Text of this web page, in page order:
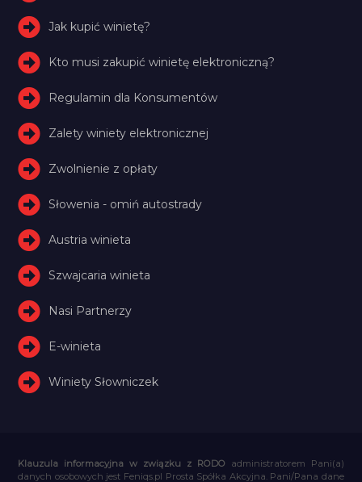
Jak kupić winietę?
Kto musi zakupić winietę elektroniczną?
Regulamin dla Konsumentów
Zalety winiety elektronicznej
Zwolnienie z opłaty
Słowenia - omiń autostrady
Austria winieta
Szwajcaria winieta
Nasi Partnerzy
E-winieta
Winiety Słowniczek
Klauzula informacyjna w związku z RODO administratorem Pani(a)
danych osobowych jest Feniqs.pl Prosta Spółka Akcyjna. Pani/Pana dane